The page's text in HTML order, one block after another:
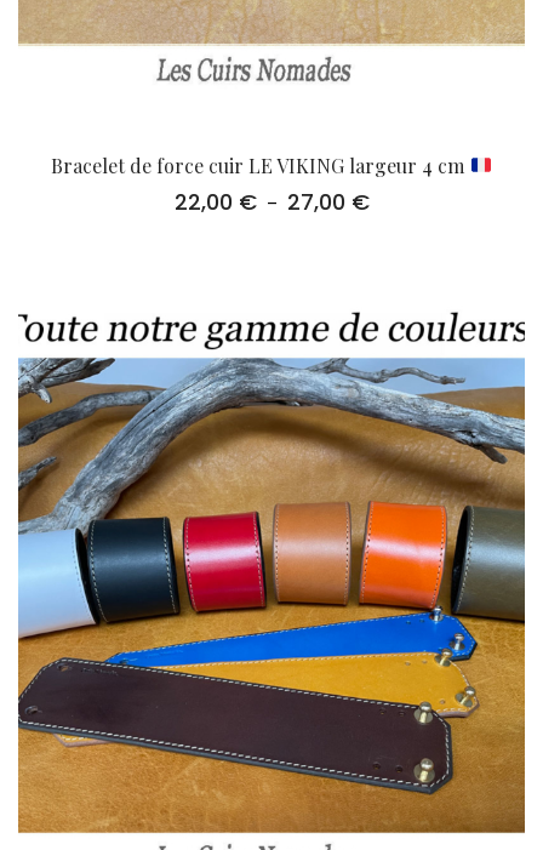
Bracelet de force cuir LE VIKING largeur 4 cm
22,00 € – 27,00 €Plage
27,00 €